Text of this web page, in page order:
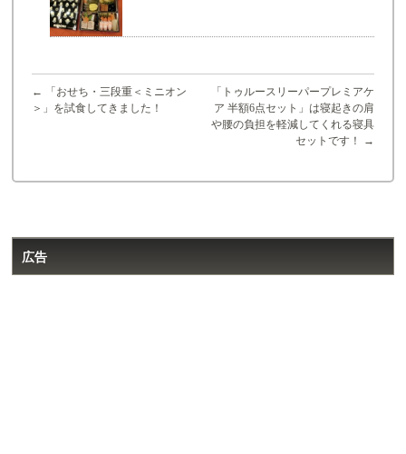
←
「おせち・三段重＜ミニオン
＞」を試食してきました！
「トゥルースリーパープレミアケ
ア 半額6点セット」は寝起きの肩
や腰の負担を軽減してくれる寝具
セットです！
→
広告